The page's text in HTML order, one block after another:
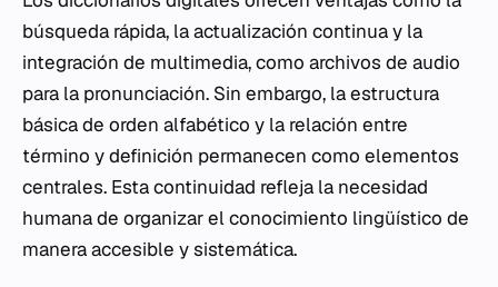
búsqueda rápida, la actualización continua y la
integración de multimedia, como archivos de audio
para la pronunciación. Sin embargo, la estructura
básica de orden alfabético y la relación entre
término y definición permanecen como elementos
centrales. Esta continuidad refleja la necesidad
humana de organizar el conocimiento lingüístico de
manera accesible y sistemática.